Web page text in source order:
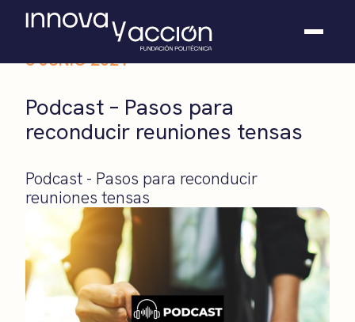
Casos de éxito
Hackathones
3 JUNIO 2021
Podcast – Pasos para
reconducir reuniones tensas
Podcast - Pasos para reconducir
reuniones tensas